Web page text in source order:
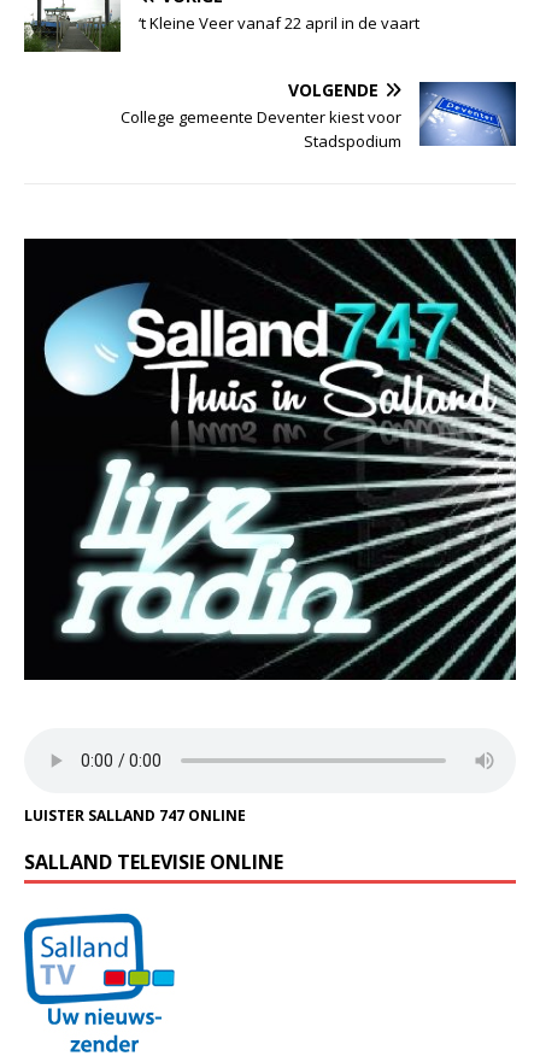
‘t Kleine Veer vanaf 22 april in de vaart
VOLGENDE
College gemeente Deventer kiest voor
Stadspodium
LUISTER SALLAND 747 ONLINE
SALLAND TELEVISIE ONLINE